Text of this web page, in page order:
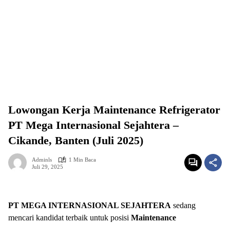
Lowongan Kerja Maintenance Refrigerator
PT Mega Internasional Sejahtera –
Cikande, Banten (Juli 2025)
Adminls
1 Min Baca
Juli 29, 2025
PT MEGA INTERNASIONAL SEJAHTERA sedang
mencari kandidat terbaik untuk posisi Maintenance